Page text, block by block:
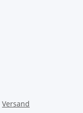
Versand